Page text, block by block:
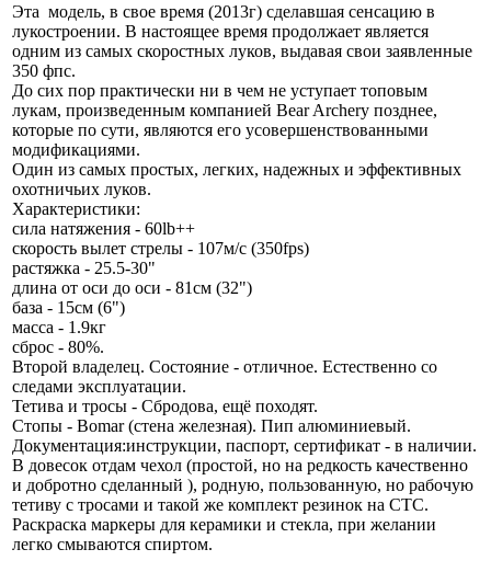
Эта модель, в свое время (2013г) сделавшая сенсацию в
лукостроении. В настоящее время продолжает является
одним из самых скоростных луков, выдавая свои заявленные
350 фпс.
До сих пор практически ни в чем не уступает топовым
лукам, произведенным компанией Bear Archery позднее,
которые по сути, являются его усовершенствованными
модификациями.
Один из самых простых, легких, надежных и эффективных
охотничьих луков.
Характеристики:
сила натяжения - 60lb++
скорость вылет стрелы - 107м/с (350fps)
растяжка - 25.5-30"
длина от оси до оси - 81см (32")
база - 15см (6")
масса - 1.9кг
сброс - 80%.
Второй владелец. Состояние - отличное. Естественно со
следами эксплуатации.
Тетива и тросы - Сбродова, ещё походят.
Стопы - Bomar (стена железная). Пип алюминиевый.
Документация:инструкции, паспорт, сертификат - в наличии.
В довесок отдам чехол (простой, но на редкость качественно
и добротно сделанный ), родную, пользованную, но рабочую
тетиву с тросами и такой же комплект резинок на СТС.
Раскраска маркеры для керамики и стекла, при желании
легко смываются спиртом.